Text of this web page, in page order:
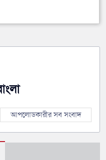
আপলোডকারীর সব সংবাদ